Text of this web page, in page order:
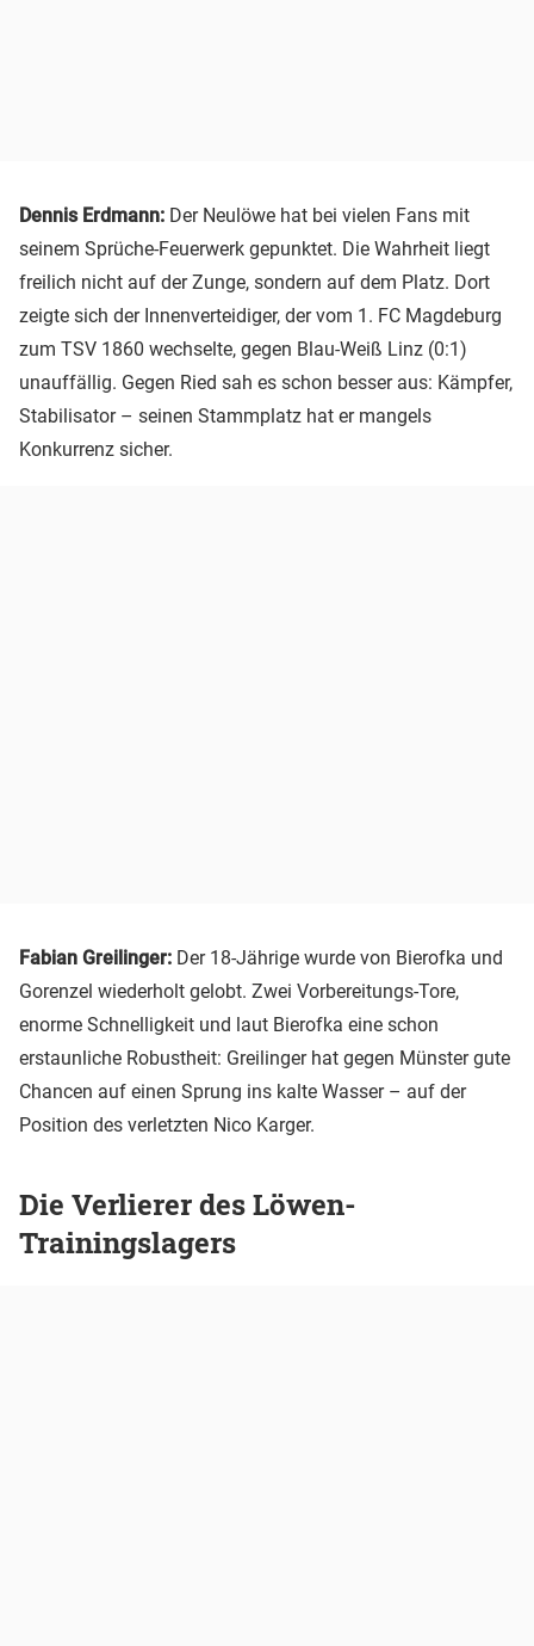
Dennis Erdmann: Der Neulöwe hat bei vielen Fans mit
seinem Sprüche-Feuerwerk gepunktet. Die Wahrheit liegt
freilich nicht auf der Zunge, sondern auf dem Platz. Dort
zeigte sich der Innenverteidiger, der vom 1. FC Magdeburg
zum TSV 1860 wechselte, gegen Blau-Weiß Linz (0:1)
unauffällig. Gegen Ried sah es schon besser aus: Kämpfer,
Stabilisator – seinen Stammplatz hat er mangels
Konkurrenz sicher.
Fabian Greilinger: Der 18-Jährige wurde von Bierofka und
Gorenzel wiederholt gelobt. Zwei Vorbereitungs-Tore,
enorme Schnelligkeit und laut Bierofka eine schon
erstaunliche Robustheit: Greilinger hat gegen Münster gute
Chancen auf einen Sprung ins kalte Wasser – auf der
Position des verletzten Nico Karger.
Die Verlierer des Löwen-
Trainingslagers